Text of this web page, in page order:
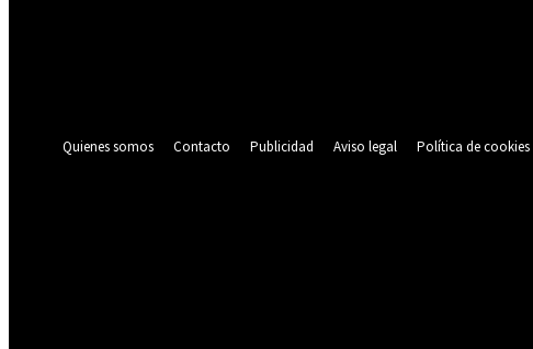
Quienes somos
Contacto Publicidad Aviso legal Política de cookies